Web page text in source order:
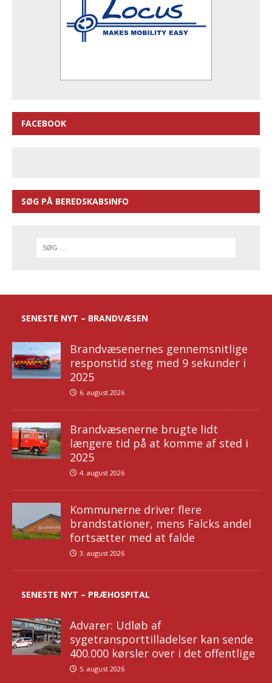
FACEBOOK
SØG PÅ BEREDSKABSINFO
SENESTE NYT – BRANDVÆSEN
Brandvæsenernes gennemsnitlige
responstid steg med 9 sekunder i
2025
6. august 2026
Brandvæsenerne brugte lidt
længere tid på at komme af sted i
2025
4. august 2026
Kommunerne driver flere
brandstationer, mens Falcks andel
fortsætter med at falde
3. august 2026
SENESTE NYT – PRÆHOSPITAL
Advarer: Udløb af
sygetransporttilladelser kan sende
400.000 kørsler over i det offentlige
5. august 2026